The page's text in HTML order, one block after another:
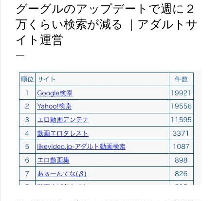
グーグルのアップデートで週に２
万くらい検索が減る ｜アダルトサ
イト運営